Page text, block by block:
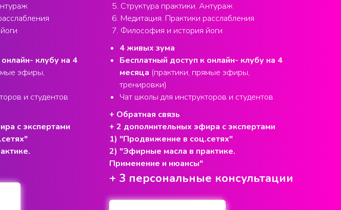
клубу на 4
эфиры,
и студентов
с экспертами
Структура практики. Антураж
Медитация. Практики расслабления
Философия и история йоги
4 живых зума
Бесплатный доступ к онлайн- клубу на 4
месяца (практики, прямые эфиры,
тренировки)
Чат школы для инструкторов и студентов
+ Обратная связь
+ 2 дополнительных эфира с экспертами
1) "Продвижение в соц.сетях"
2) "Эфирные масла в практике.
Применение и нюансы"
+ 3 персональные консультации